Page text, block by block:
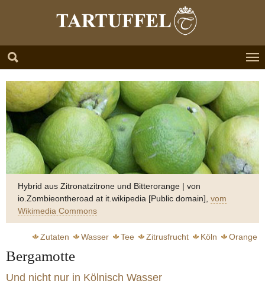
Hybrid aus Zitronatzitrone und Bitterorange | von
io.Zombieontheroad at it.wikipedia [Public domain], vom
Wikimedia Commons
Zutaten Wasser Tee Zitrusfrucht Köln
Orange
Zitrone
Italien
Bergamotte
Und nicht nur in Kölnisch Wasser